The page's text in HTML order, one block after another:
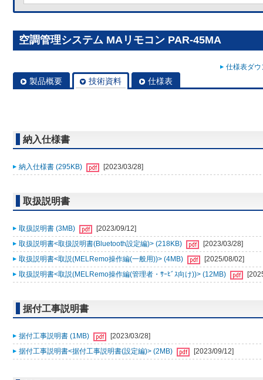
空調管理システム MAリモコン PAR-45MA
仕様表ダ
製品概要 技術資料 仕様表
納入仕様書
納入仕様書 (295KB) [2023/03/28]
取扱説明書
取扱説明書 (3MB)
[2023/09/12]
取扱説明書<取扱説明書(Bluetooth設定編)> (218KB)
[2023/03/28]
取扱説明書<取説(MELRemo操作編(一般用))> (4MB)
[2025/08/02]
取扱説明書<取説(MELRemo操作編(管理者・ｻｰﾋﾞｽ向け))> (12MB)
据付工事説明書
据付工事説明書 (1MB)
[2023/03/28]
据付工事説明書<据付工事説明書(設定編)> (2MB)
[2023/09/12]